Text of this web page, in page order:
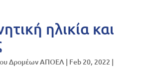
ηλικία και
Δρομέων ΑΠΟΕΛ | Feb 20, 2022 |